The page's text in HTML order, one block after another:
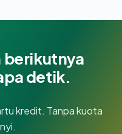
berikutnya
detik.
kredit. Tanpa kuota